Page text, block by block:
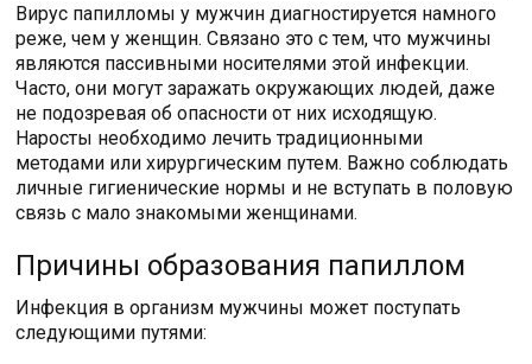
Вирус папилломы у мужчин диагностируется намного
реже, чем у женщин. Связано это с тем, что мужчины
являются пассивными носителями этой инфекции.
Часто, они могут заражать окружающих людей, даже
не подозревая об опасности от них исходящую.
Наросты необходимо лечить традиционными
методами или хирургическим путем. Важно соблюдать
личные гигиенические нормы и не вступать в половую
связь с мало знакомыми женщинами.
Причины образования папиллом
Инфекция в организм мужчины может поступать
следующими путями: